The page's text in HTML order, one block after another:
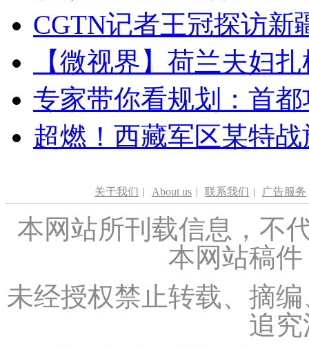
CGTN记者王冠探访新
【微视界】荷兰夫妇
专家带你看规划：首
超燃！西藏军区某特
关于我们 | About us | 联系我们 | 广告服务
本网站所刊载信息，不
本网站稿
未经授权禁止转载、摘
追